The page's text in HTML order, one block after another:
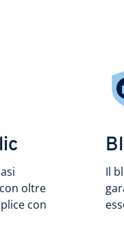
oltre
con
Il